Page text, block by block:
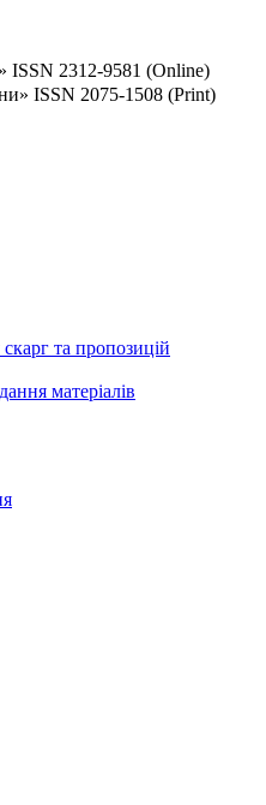
ISSN 2312-9581 (Online)
ISSN 2075-1508 (Print)
та пропозицій
матеріалів